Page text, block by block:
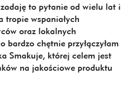
to pytanie od wielu lat i
tropie wspaniałych
oraz lokalnych
bardzo chętnie przyłączyłam
Smakuje, której celem jest
na jakościowe produktu